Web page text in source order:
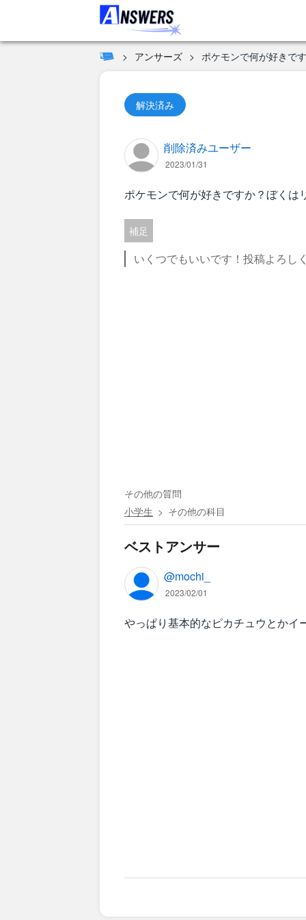
アンサーズ ポケモンで何が好きで
解決済み
削除済みユーザー
2023/01/31
ポケモンで何が好きですか？ぼくは
補足
いくつでもいいです！投稿よろし
その他の質問
小学生
その他の科目
ベストアンサー
@mochi_
2023/02/01
やっぱり基本的なピカチュウとかイ